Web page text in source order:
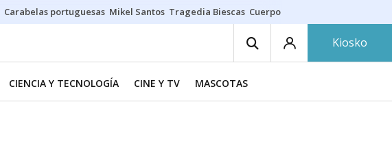
Carabelas portuguesas Mikel Santos Tragedia Biescas Cuerpo ría
Kiosko
CIENCIA Y TECNOLOGÍA CINE Y TV MASCOTAS